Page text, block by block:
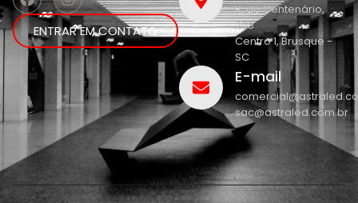
ENTRAR EM CONTATO
R. do Centenário,
208
Centro 1, Brusque -
SC
E-mail
sac@astraled.com.br